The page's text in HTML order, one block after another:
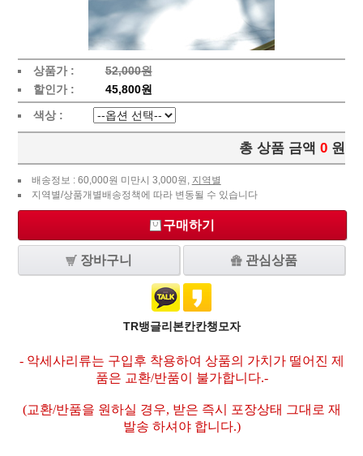
상품가 :
52,000원
할인가 :
45,800원
색상 :
총 상품 금액 0 원
배송정보 : 60,000원 미만시 3,000원, 지역별
지역별/상품개별배송정책에 따라 변동될 수 있습니다
구매하기
장바구니 관심상품
TR뱅글리본칸칸챙모자
- 악세사리류는 구입후 착용하여 상품의 가치가 떨어진 제
품은 교환/반품이 불가합니다.-
(교환/반품을 원하실 경우, 받은 즉시 포장상태 그대로 재
발송 하셔야 합니다.)